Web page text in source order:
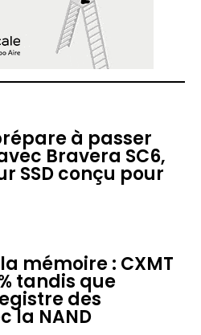
à passer
Bravera SC6,
SSD conçu pour
mémoire : CXMT
tandis que
des
la NAND